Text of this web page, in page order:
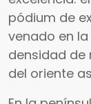
pódium de
venado en
densidad de
del oriente